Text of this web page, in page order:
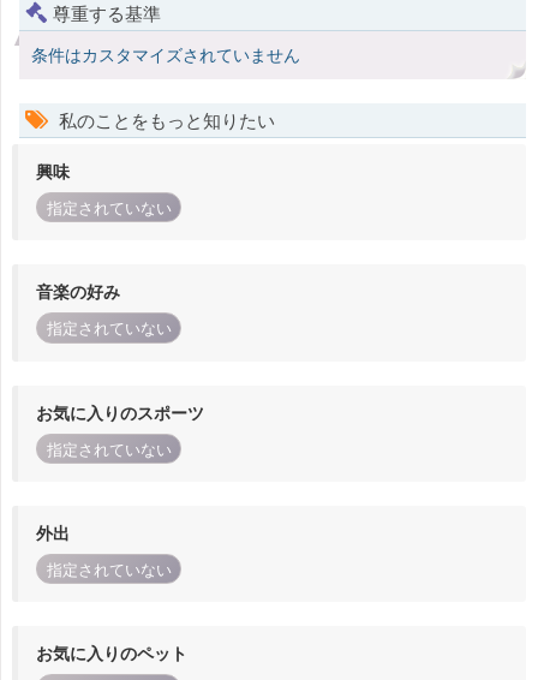
尊重する基準
条件はカスタマイズされていません
私のことをもっと知りたい
興味
指定されていない
音楽の好み
指定されていない
お気に入りのスポーツ
指定されていない
外出
指定されていない
お気に入りのペット